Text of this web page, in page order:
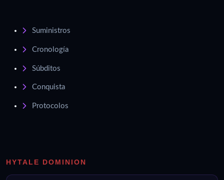
Suministros
Cronología
Súbditos
Conquista
Protocolos
HYTALE DOMINION